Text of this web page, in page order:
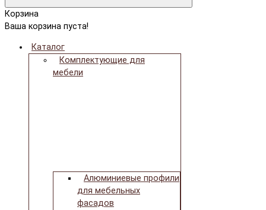
Корзина
Ваша корзина пуста!
Каталог
Комплектующие для
мебели
Алюминиевые профили
для мебельных
фасадов